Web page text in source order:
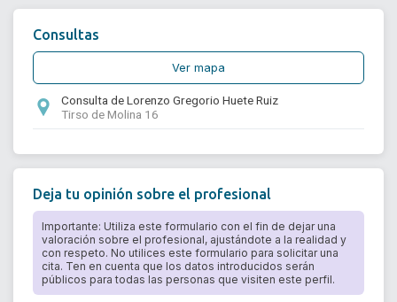
Consultas
Ver mapa
Consulta de Lorenzo Gregorio Huete Ruiz
Tirso de Molina 16
Deja tu opinión sobre el profesional
Importante: Utiliza este formulario con el fin de dejar una
valoración sobre el profesional, ajustándote a la realidad y
con respeto. No utilices este formulario para solicitar una
cita. Ten en cuenta que los datos introducidos serán
públicos para todas las personas que visiten este perfil.